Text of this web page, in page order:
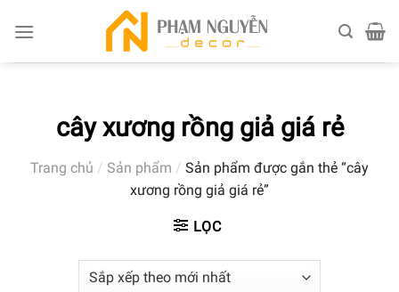
cây xương rồng giả giá rẻ
Trang chủ / Sản phẩm / Sản phẩm được gắn thẻ “cây
xương rồng giả giá rẻ”
LỌC